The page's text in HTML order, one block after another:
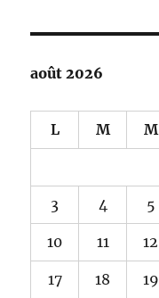
août 2026
L M M
3 4 5
10 11 12
17 18 19